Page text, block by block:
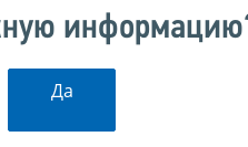
Да